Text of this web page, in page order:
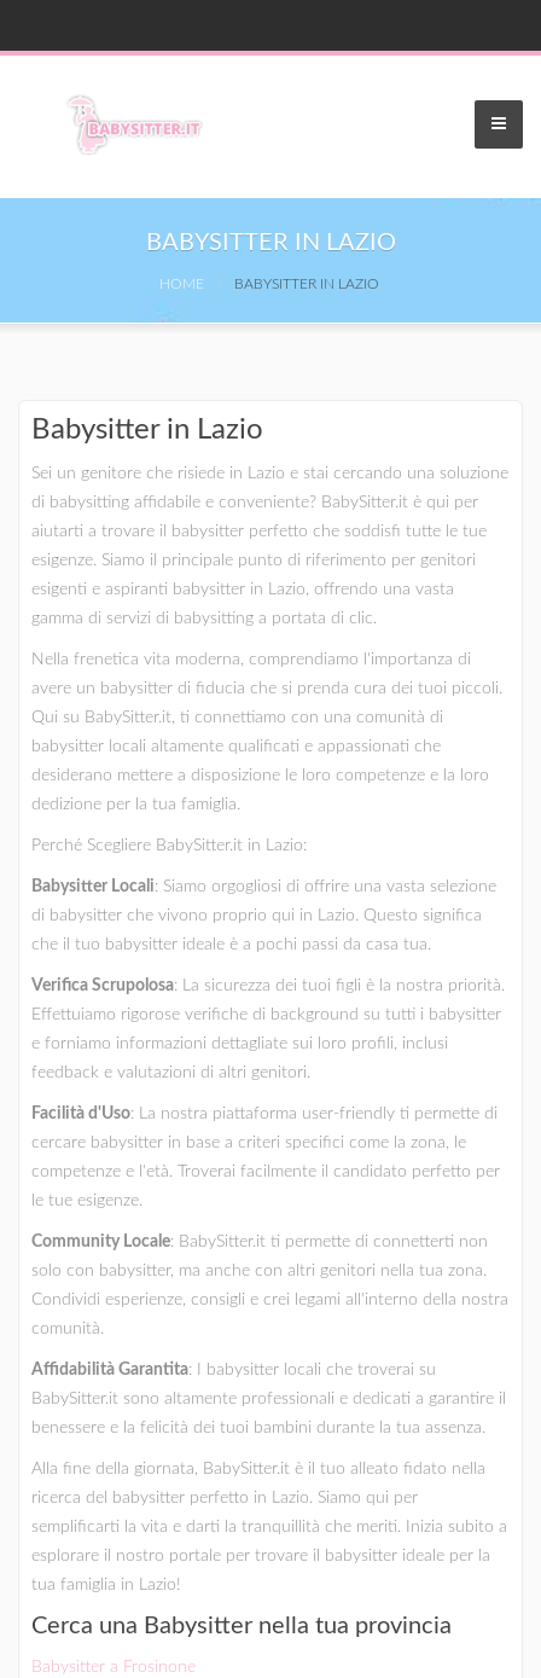
BABYSITTER IN LAZIO
HOME BABYSITTER IN LAZIO
Babysitter in Lazio
Sei un genitore che risiede in Lazio e stai cercando una soluzione
di babysitting affidabile e conveniente? BabySitter.it è qui per
aiutarti a trovare il babysitter perfetto che soddisfi tutte le tue
esigenze. Siamo il principale punto di riferimento per genitori
esigenti e aspiranti babysitter in Lazio, offrendo una vasta
gamma di servizi di babysitting a portata di clic.
Nella frenetica vita moderna, comprendiamo l'importanza di
avere un babysitter di fiducia che si prenda cura dei tuoi piccoli.
Qui su BabySitter.it, ti connettiamo con una comunità di
babysitter locali altamente qualificati e appassionati che
desiderano mettere a disposizione le loro competenze e la loro
dedizione per la tua famiglia.
Perché Scegliere BabySitter.it in Lazio:
Babysitter Locali: Siamo orgogliosi di offrire una vasta selezione
di babysitter che vivono proprio qui in Lazio. Questo significa
che il tuo babysitter ideale è a pochi passi da casa tua.
Verifica Scrupolosa: La sicurezza dei tuoi figli è la nostra priorità.
Effettuiamo rigorose verifiche di background su tutti i babysitter
e forniamo informazioni dettagliate sui loro profili, inclusi
feedback e valutazioni di altri genitori.
Facilità d'Uso: La nostra piattaforma user-friendly ti permette di
cercare babysitter in base a criteri specifici come la zona, le
competenze e l'età. Troverai facilmente il candidato perfetto per
le tue esigenze.
Community Locale: BabySitter.it ti permette di connetterti non
solo con babysitter, ma anche con altri genitori nella tua zona.
Condividi esperienze, consigli e crei legami all'interno della nostra
comunità.
Affidabilità Garantita: I babysitter locali che troverai su
BabySitter.it sono altamente professionali e dedicati a garantire il
benessere e la felicità dei tuoi bambini durante la tua assenza.
Alla fine della giornata, BabySitter.it è il tuo alleato fidato nella
ricerca del babysitter perfetto in Lazio. Siamo qui per
semplificarti la vita e darti la tranquillità che meriti. Inizia subito a
esplorare il nostro portale per trovare il babysitter ideale per la
tua famiglia in Lazio!
Cerca una Babysitter nella tua provincia
Babysitter a Frosinone